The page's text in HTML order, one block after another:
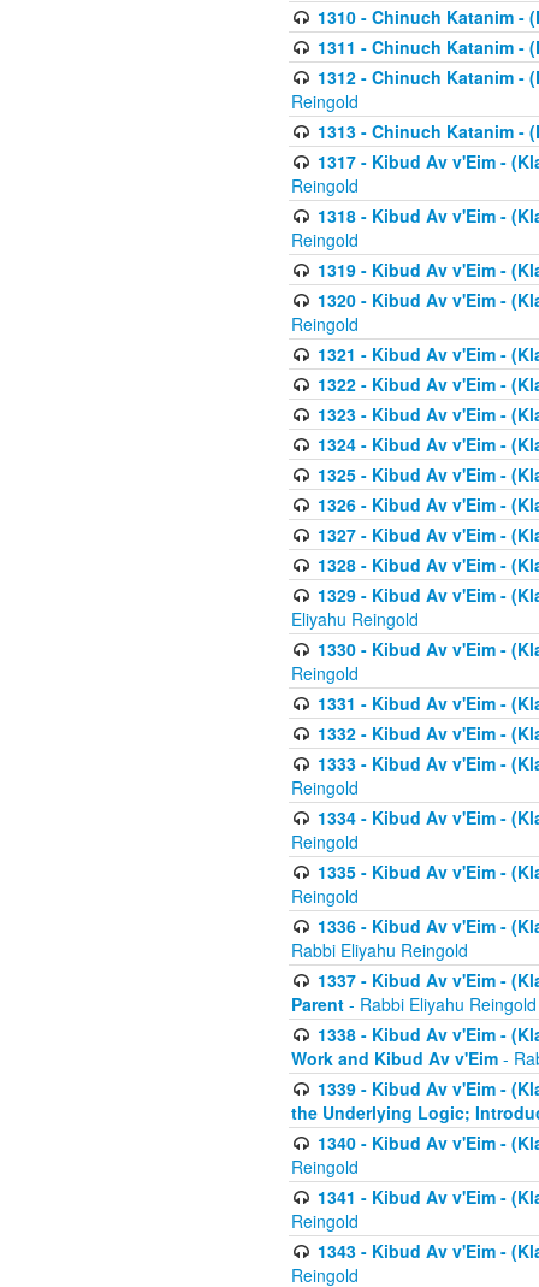
1310 - Chinuch Katanim -
1311 - Chinuch Katanim -
1312 - Chinuch Katanim -
Reingold
1313 - Chinuch Katanim -
1317 - Kibud Av v'Eim -
Reingold
1318 - Kibud Av v'Eim -
Reingold
1319 - Kibud Av v'Eim -
1320 - Kibud Av v'Eim -
Reingold
1321 - Kibud Av v'Eim -
1322 - Kibud Av v'Eim -
1323 - Kibud Av v'Eim -
1324 - Kibud Av v'Eim -
1325 - Kibud Av v'Eim -
1326 - Kibud Av v'Eim -
1327 - Kibud Av v'Eim -
1328 - Kibud Av v'Eim -
1329 - Kibud Av v'Eim -
Eliyahu Reingold
1330 - Kibud Av v'Eim -
Reingold
1331 - Kibud Av v'Eim -
1332 - Kibud Av v'Eim -
1333 - Kibud Av v'Eim -
Reingold
1334 - Kibud Av v'Eim -
Reingold
1335 - Kibud Av v'Eim -
Reingold
1336 - Kibud Av v'Eim -
Rabbi Eliyahu Reingold
1337 - Kibud Av v'Eim -
Parent - Rabbi Eliyahu Reingold
1338 - Kibud Av v'Eim -
Work and Kibud Av v'Eim -
1339 - Kibud Av v'Eim -
the Underlying Logic;
1340 - Kibud Av v'Eim -
Reingold
1341 - Kibud Av v'Eim -
Reingold
1343 - Kibud Av v'Eim -
Reingold